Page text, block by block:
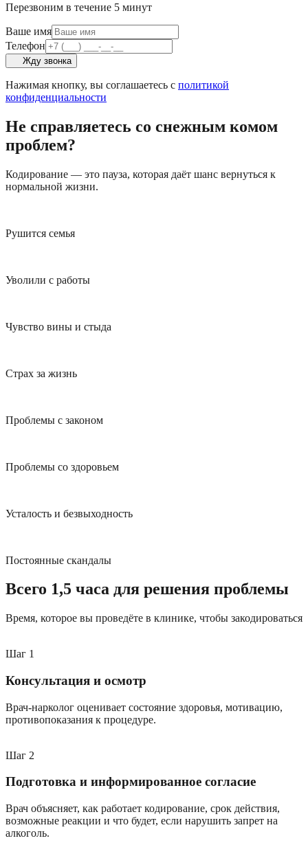
Перезвоним в течение 5 минут
Ваше имя
Телефон
Жду звонка
Нажимая кнопку, вы соглашаетесь с политикой
конфиденциальности
Не справляетесь со снежным комом
проблем?
Кодирование — это пауза, которая даёт шанс вернуться к
нормальной жизни.
Рушится семья
Уволили с работы
Чувство вины и стыда
Страх за жизнь
Проблемы с законом
Проблемы со здоровьем
Усталость и безвыходность
Постоянные скандалы
Всего 1,5 часа для решения проблемы
Время, которое вы проведёте в клинике, чтобы закодироваться
Шаг 1
Консультация и осмотр
Врач-нарколог оценивает состояние здоровья, мотивацию,
противопоказания к процедуре.
Шаг 2
Подготовка и информированное согласие
Врач объясняет, как работает кодирование, срок действия,
возможные реакции и что будет, если нарушить запрет на
алкоголь.